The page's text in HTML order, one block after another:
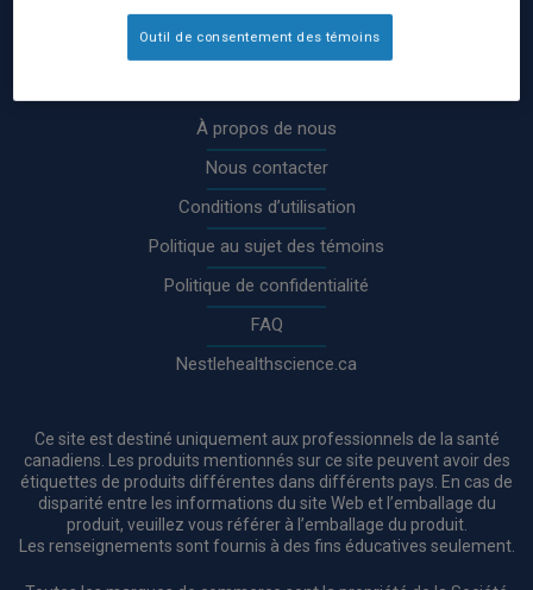
Rodapé
À propos de nous
Nous contacter
Conditions d’utilisation
Politique au sujet des témoins
Politique de confidentialité
FAQ
Nestlehealthscience.ca
Ce site est destiné uniquement aux professionnels de la santé
canadiens. Les produits mentionnés sur ce site peuvent avoir des
étiquettes de produits différentes dans différents pays. En cas de
disparité entre les informations du site Web et l’emballage du
produit, veuillez vous référer à l’emballage du produit.
Les renseignements sont fournis à des fins éducatives seulement.
Outil de consentement des témoins